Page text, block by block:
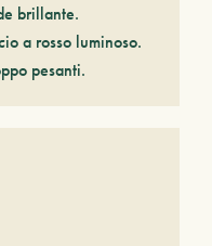
brillante.
a rosso luminoso.
pesanti.